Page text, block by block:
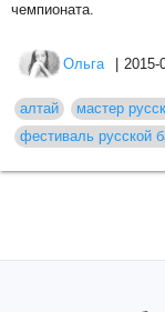
чемпионата.
Ольга 2015-
алтай мастер
фестиваль русской